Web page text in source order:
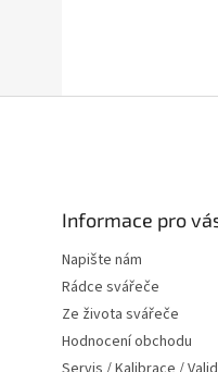
Informace pro
Napište nám
Rádce svářeče
Ze života svářeče
Hodnocení obchodu